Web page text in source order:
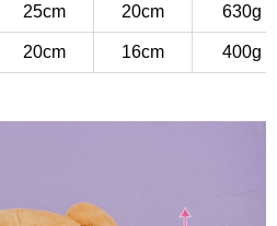
25cm 20cm 630g
20cm 16cm 400g